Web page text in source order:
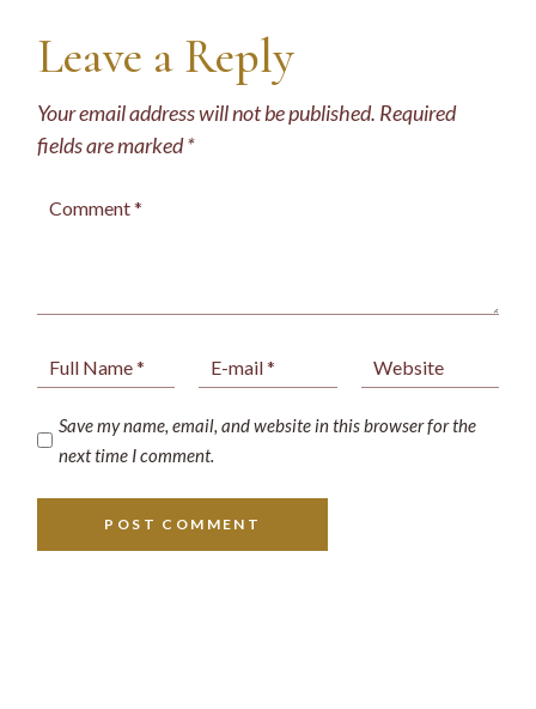
Leave a Reply
Your email address will not be published. Required
fields are marked*
Save my name, email, and website in this browser for the
next time I comment.
POST COMMENT